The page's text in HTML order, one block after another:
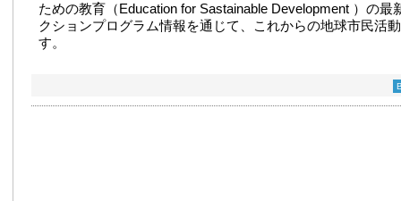
ための教育（Education for Sastainable Development ）の最
クションプログラム情報を通じて、これからの地球市民活
す。